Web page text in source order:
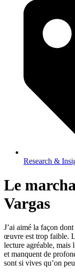
Research &
Le
Vargas
J’ai aimé la façon
œuvre est trop faible.
lecture agréable, mais
et manquent de
sont si vives qu’on